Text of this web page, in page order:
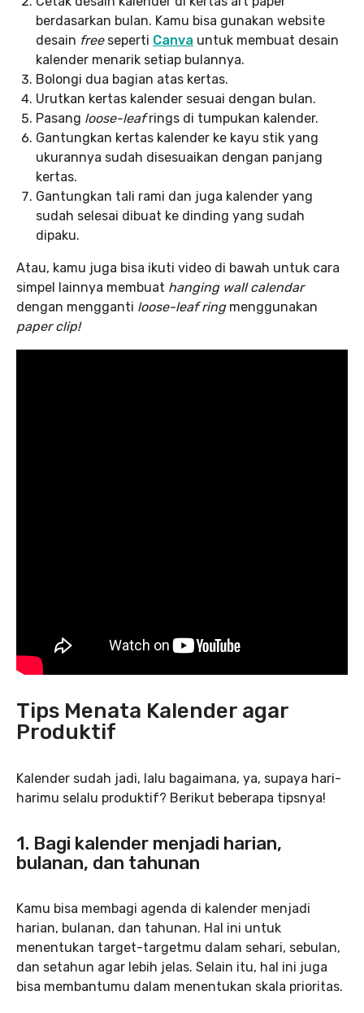
berdasarkan bulan. Kamu bisa gunakan website
desain free seperti Canva untuk membuat desain
kalender menarik setiap bulannya.
Bolongi dua bagian atas kertas.
Urutkan kertas kalender sesuai dengan bulan.
Pasang loose-leafrings di tumpukan kalender.
Gantungkan kertas kalender ke kayu stik yang
ukurannya sudah disesuaikan dengan panjang
kertas.
Gantungkan tali rami dan juga kalender yang
sudah selesai dibuat ke dinding yang sudah
dipaku.
Atau, kamu juga bisa ikuti video di bawah untuk cara
simpel lainnya membuat hanging wall calendar
dengan mengganti loose-leaf ring menggunakan
paper clip!
Tips Menata Kalender agar
Produktif
Kalender sudah jadi, lalu bagaimana, ya, supaya hari-
harimu selalu produktif? Berikut beberapa tipsnya!
1. Bagi kalender menjadi harian,
bulanan, dan tahunan
Kamu bisa membagi agenda di kalender menjadi
harian, bulanan, dan tahunan. Hal ini untuk
menentukan target-targetmu dalam sehari, sebulan,
dan setahun agar lebih jelas. Selain itu, hal ini juga
bisa membantumu dalam menentukan skala prioritas.